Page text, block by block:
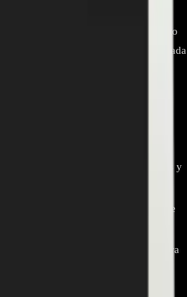
por su conector tipo FFC y el
en la etiqueta. En listados de repuesto
Flat 51 pines”, con longitud aproximada
modelo), por lo que es importante
de parte: evita incompatibilidades y
hay líneas, parpadeos o pérdida de
rápida con pestaña de seguridad para
LVDS entre main y T-Con con